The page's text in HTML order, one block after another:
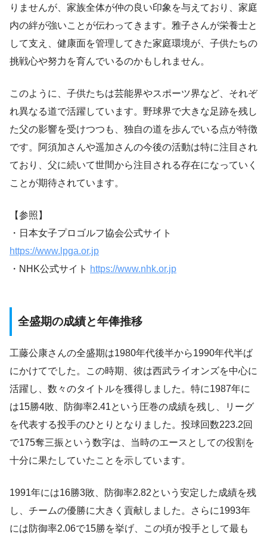
りませんが、家族全体が仲の良い印象を与えており、家庭
内の絆が強いことが伝わってきます。雅子さんが栄養士と
して支え、健康面を管理してきた家庭環境が、子供たちの
挑戦心や努力を育んでいるのかもしれません。
このように、子供たちは芸能界やスポーツ界など、それぞ
れ異なる道で活躍しています。野球界で大きな足跡を残し
た父の影響を受けつつも、独自の道を歩んでいる点が特徴
です。阿須加さんや遥加さんの今後の活動は特に注目され
ており、父に続いて世間から注目される存在になっていく
ことが期待されています。
【参照】
・日本女子プロゴルフ協会公式サイト
https://www.lpga.or.jp
・NHK公式サイト https://www.nhk.or.jp
全盛期の成績と年俸推移
工藤公康さんの全盛期は1980年代後半から1990年代半ば
にかけてでした。この時期、彼は西武ライオンズを中心に
活躍し、数々のタイトルを獲得しました。特に1987年に
は15勝4敗、防御率2.41という圧巻の成績を残し、リーグ
を代表する投手のひとりとなりました。投球回数223.2回
で175奪三振という数字は、当時のエースとしての役割を
十分に果たしていたことを示しています。
1991年には16勝3敗、防御率2.82という安定した成績を残
し、チームの優勝に大きく貢献しました。さらに1993年
には防御率2.06で15勝を挙げ、この頃が投手として最も